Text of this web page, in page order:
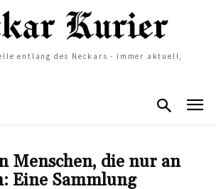
entlang des Neckars - immer aktuell,
Menschen, die nur an
Eine Sammlung